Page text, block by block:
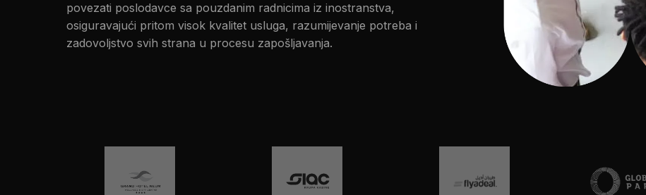
povezati poslodavce sa pouzdanim radnicima iz inostranstva,
osiguravajući pritom visok kvalitet usluga, razumijevanje potreba i
zadovoljstvo svih strana u procesu zapošljavanja.